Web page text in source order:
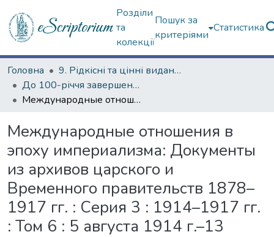
Розділи
та
колекції
Пошук за
критеріями
Статистика
Головна
9. Рідкісні та цінні видання
До 100-річчя завершення Першої світової війни
Международные отношения в эпоху империализма: Документы из архивов царского и Временного правительств 1878–1917 гг. : Серия 3 : 1914–1917 гг. : Том 6 : 5 августа 1914 г.–13 января 1915 г. Часть1
Международные отношения в
эпоху империализма: Документы
из архивов царского и
Временного правительств 1878–
1917 гг. : Серия 3 : 1914–1917 гг.
: Том 6 : 5 августа 1914 г.–13